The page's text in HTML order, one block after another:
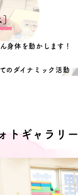
］
身体を動かします！
のダイナミック活動
トギャラリー